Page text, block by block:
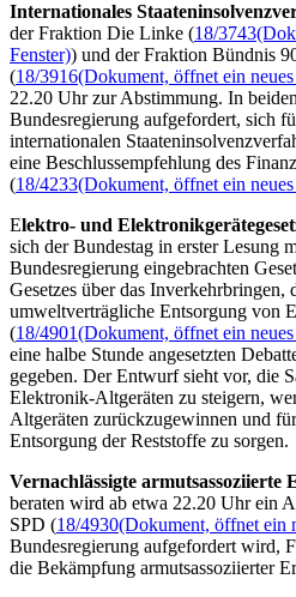
Internationales
der Fraktion Die Linke (18/3743
Fenster)) und der Fraktion Bündnis
(18/3916(Dokument, öffnet ein
22.20 Uhr zur Abstimmung. In
Bundesregierung aufgefordert, sich
internationalen
eine Beschlussempfehlung des
(18/4233(Dokument, öffnet ein
Elektro- und
sich der Bundestag in erster Lesung
Bundesregierung eingebrachten
Gesetzes über das Inverkehrbringen,
umweltverträgliche Entsorgung von
(18/4901(Dokument, öffnet ein
eine halbe Stunde angesetzten
gegeben. Der Entwurf sieht vor, die
Elektronik-Altgeräten zu steigern,
Altgeräten zurückzugewinnen und
Entsorgung der Reststoffe zu sorgen.
Vernachlässigte armutsassoziierte
beraten wird ab etwa 22.20 Uhr ein
SPD (18/4930(Dokument, öffnet ein
Bundesregierung aufgefordert wird,
die Bekämpfung armutsassoziierter